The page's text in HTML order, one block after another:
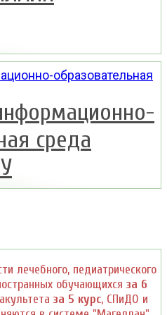
среда
лечебного, педиатрического
обучающихся за 6
за 5 курс, СПиДО и